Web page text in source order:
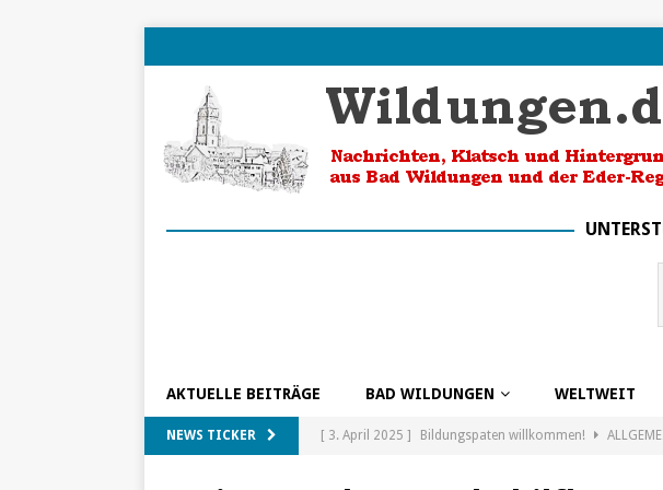
AKTUELLE BEITRÄGE BAD WILDUNGEN WELTWEIT
NEWS TICKER [ 3. April 2025 ] Bildungspaten willkommen!